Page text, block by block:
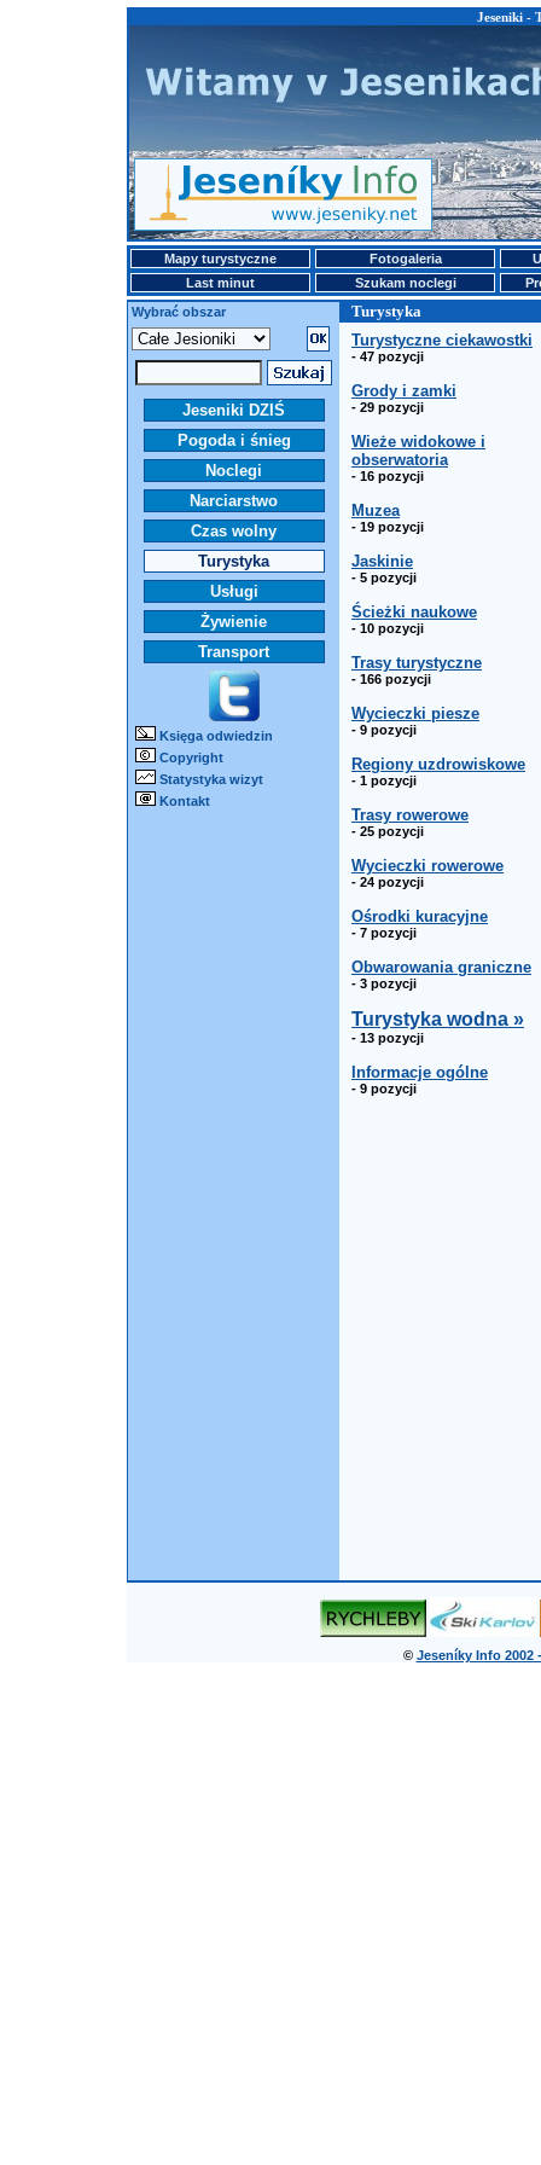
Jeseniki -
Mapy turystyczne Fotogaleria
Last minut
Szukam noclegi
Wybrać obszar
Turystyka
Jeseniki DZIŚ
Pogoda i śnieg
Noclegi
Narciarstwo
Czas wolny
Turystyka
Usługi
Żywienie
Transport
Księga odwiedzin
Copyright
Statystyka wizyt
Kontakt
Turystyczne ciekawostki
- 47 pozycji
Grody i zamki
- 29 pozycji
Wieże widokowe i
obserwatoria
- 16 pozycji
Muzea
- 19 pozycji
Jaskinie
- 5 pozycji
Ścieżki naukowe
- 10 pozycji
Trasy turystyczne
- 166 pozycji
Wycieczki piesze
- 9 pozycji
Regiony uzdrowiskowe
- 1 pozycji
Trasy rowerowe
- 25 pozycji
Wycieczki rowerowe
- 24 pozycji
Ośrodki kuracyjne
- 7 pozycji
Obwarowania graniczne
- 3 pozycji
Turystyka wodna »
- 13 pozycji
Informacje ogólne
- 9 pozycji
© Jeseníky Info 2002